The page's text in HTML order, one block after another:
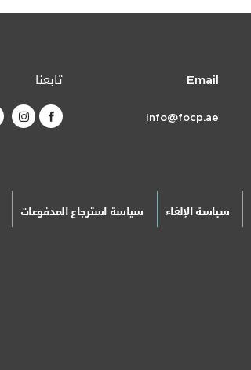
Email
info@focp.ae
تابعنا
سياسة الإلغاء سياسة استرجاع المدفوعات